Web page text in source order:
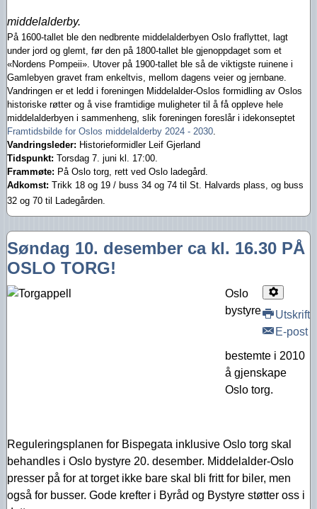
middelalderby.
På 1600-tallet ble den nedbrente middelalderbyen Oslo fraflyttet, lagt
under jord og glemt, før den på 1800-tallet ble gjenoppdaget som et
«Nordens Pompeii». Utover på 1900-tallet ble så de viktigste ruinene i
Gamlebyen gravet fram enkeltvis, mellom dagens veier og jernbane.
Vandringen er et ledd i foreningen Middelalder-Oslos formidling av Oslos
historiske røtter og å vise framtidige muligheter til å få oppleve hele
middelalderbyen i sammenheng, slik foreningen foreslår i idekonseptet
Framtidsbilde for Oslos middelalderby 2024 - 2030.
Vandringsleder: Historieformidler Leif Gjerland
Tidspunkt: Torsdag 7. juni kl. 17:00.
Frammøte: På Oslo torg, rett ved Oslo ladegård.
Adkomst: Trikk 18 og 19 / buss 34 og 74 til St. Halvards plass, og buss
32 og 70 til Ladegården.
Søndag 10. desember ca kl. 16.30 PÅ
OSLO TORG!
Utskrift
E-post
Oslo
bystyre
bestemte i 2010
å gjenskape
Oslo torg.
Reguleringsplanen for Bispegata inklusive Oslo torg skal
behandles i Oslo bystyre 20. desember. Middelalder-Oslo
presser på for at torget ikke bare skal bli fritt for biler, men
også for busser. Gode krefter i Byråd og Bystyre støtter oss i